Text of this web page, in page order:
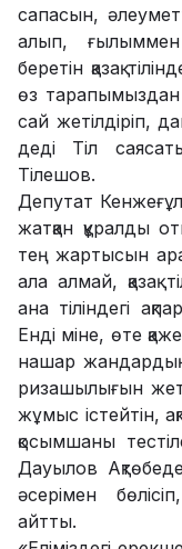
сапасын,
алып,
беретін қазақ
өз
сай жетілдіріп,
деді Тіл
Тілешов.
Депутат
жатқан құралды
тең жартысын
ала алмай, қазақ
ана тіліндегі
Енді міне, өте
нашар
ризашылығын
жұмыс істейтін,
қосымшаны
Дауылов
әсерімен
айтты.